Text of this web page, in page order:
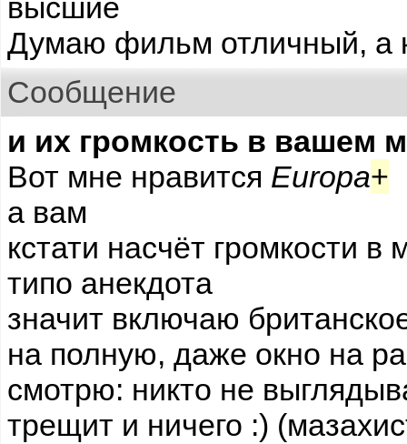
высшие
Думаю фильм отличный, а
Сообщение
и их громкость в вашем
Вот мне нравится Europa+
а вам
кстати насчёт громкости в
типо анекдота
значит включаю
на полную, даже окно на
смотрю: никто не
трещит и ничего :)